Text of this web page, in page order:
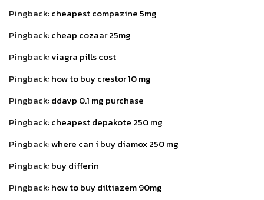
Pingback:cheapest compazine 5mg
Pingback:cheap cozaar 25mg
Pingback:viagra pills cost
Pingback:how to buy crestor 10 mg
Pingback:ddavp 0.1 mg purchase
Pingback:cheapest depakote 250 mg
Pingback:where can i buy diamox 250 mg
Pingback:buy differin
Pingback:how to buy diltiazem 90mg